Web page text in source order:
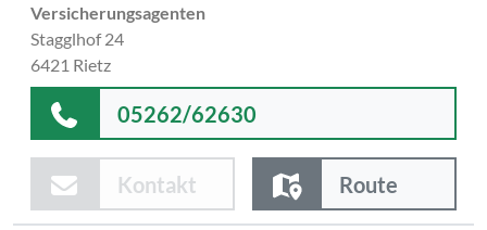
Versicherungsagenten
Stagglhof 24
6421 Rietz
05262/62630
Kontakt Route